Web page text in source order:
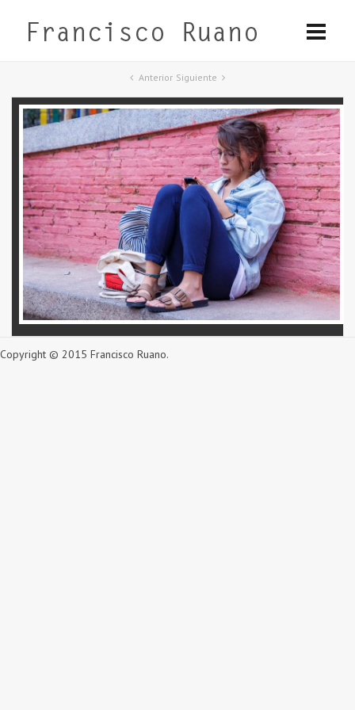
Anterior Siguiente
Copyright © 2015 Francisco Ruano.